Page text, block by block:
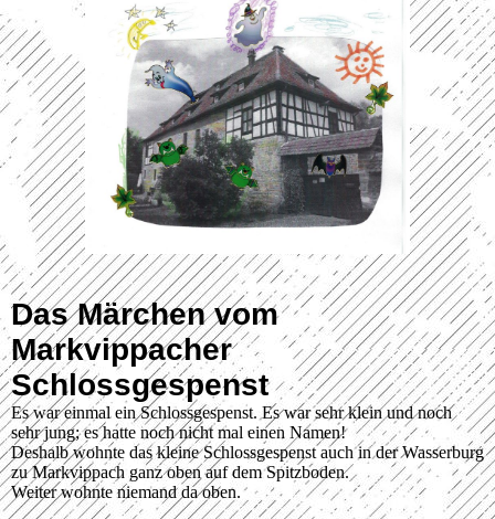
Das Märchen vom
Markvippacher
Schlossgespenst
Es war einmal ein Schlossgespenst. Es war sehr klein und noch
sehr jung; es hatte noch nicht mal einen Namen!
Deshalb wohnte das kleine Schlossgespenst auch in der Wasserburg
zu Markvippach ganz oben auf dem Spitzboden.
Weiter wohnte niemand da oben.